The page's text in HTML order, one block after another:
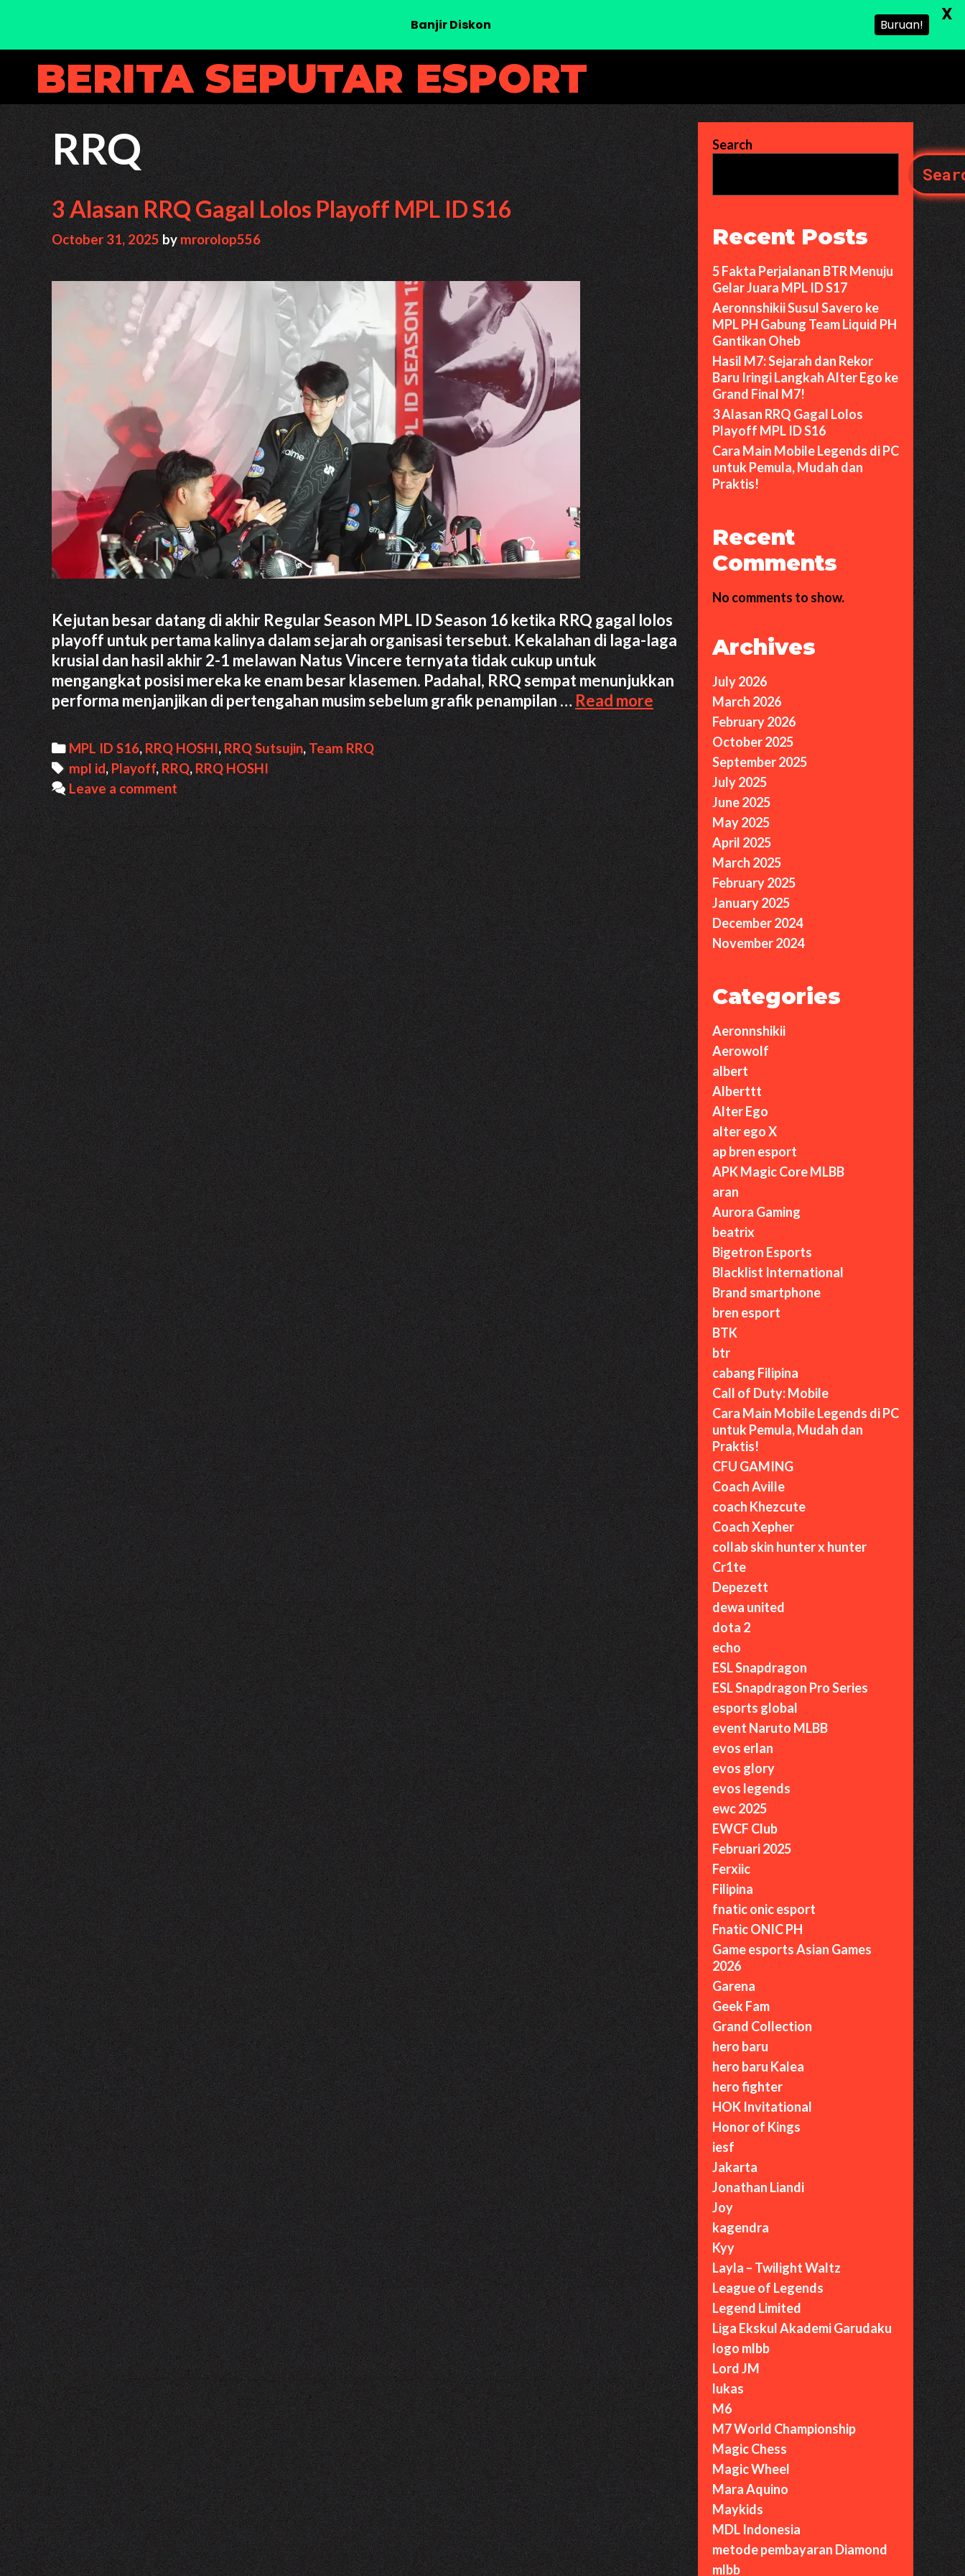
contentBERITA SEPUTAR ESPORT
RRQ
3 Alasan RRQ Gagal Lolos Playoff MPL ID S16
October 31, 2025bymrorolop556
Kejutan besar datang di akhir Regular Season MPL ID Season 16 ketika RRQ gagal lolos
playoff untuk pertama kalinya dalam sejarah organisasi tersebut. Kekalahan di laga-laga
krusial dan hasil akhir 2-1 melawan Natus Vincere ternyata tidak cukup untuk
mengangkat posisi mereka ke enam besar klasemen. Padahal, RRQ sempat menunjukkan
performa menjanjikan di pertengahan musim sebelum grafik penampilan …Read more3
Alasan
RRQ
Gagal
Lolos
Playoff
MPL
ID
S16
Categories
MPL ID S16,RRQ HOSHI,RRQ Sutsujin,Team RRQ
Tags
mpl id,Playoff,RRQ,RRQ HOSHI
Leave a comment
Search
Recent Posts
5 Fakta Perjalanan BTR Menuju
Gelar Juara MPL ID S17
Aeronnshikii Susul Savero ke
MPL PH Gabung Team Liquid PH
Gantikan Oheb
Hasil M7: Sejarah dan Rekor
Baru Iringi Langkah Alter Ego ke
Grand Final M7!
3 Alasan RRQ Gagal Lolos
Playoff MPL ID S16
Cara Main Mobile Legends di PC
untuk Pemula, Mudah dan
Praktis!
Recent
Comments
No comments to show.
Archives
July 2026
March 2026
February 2026
October 2025
September 2025
July 2025
June 2025
May 2025
April 2025
March 2025
February 2025
January 2025
December 2024
November 2024
Categories
Aeronnshikii
Aerowolf
albert
Alberttt
Alter Ego
alter ego X
ap bren esport
APK Magic Core MLBB
aran
Aurora Gaming
beatrix
Bigetron Esports
Blacklist International
Brand smartphone
bren esport
BTK
btr
cabang Filipina
Call of Duty: Mobile
Cara Main Mobile Legends di PC
untuk Pemula, Mudah dan
Praktis!
CFU GAMING
Coach Aville
coach Khezcute
Coach Xepher
collab skin hunter x hunter
Cr1te
Depezett
dewa united
dota 2
echo
ESL Snapdragon
ESL Snapdragon Pro Series
esports global
event Naruto MLBB
evos erlan
evos glory
evos legends
ewc 2025
EWCF Club
Februari 2025
Ferxiic
Filipina
fnatic onic esport
Fnatic ONIC PH
Game esports Asian Games
2026
Garena
Geek Fam
Grand Collection
hero baru
hero baru Kalea
hero fighter
HOK Invitational
Honor of Kings
iesf
Jakarta
Jonathan Liandi
Joy
kagendra
Kyy
Layla – Twilight Waltz
League of Legends
Legend Limited
Liga Ekskul Akademi Garudaku
logo mlbb
Lord JM
lukas
M6
M7 World Championship
Magic Chess
Magic Wheel
Mara Aquino
Maykids
MDL Indonesia
metode pembayaran Diamond
mlbb
Banjir Diskon Buruan! X